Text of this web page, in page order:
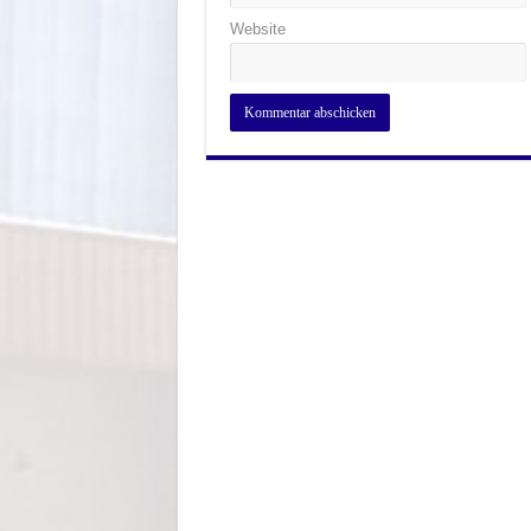
Website